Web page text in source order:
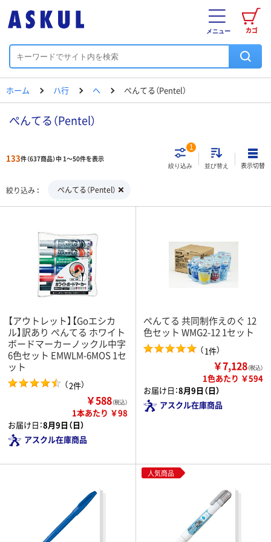
カゴ
メニュー
ホーム ハ行 ヘ ぺんてる（Pentel）
ぺんてる（Pentel）
133件（637商品）中 1～50件を表示
絞り込み
1
並び替え 表示切替
絞り込み ぺんてる（Pentel）
【アウトレット】【Goエシカ
ル】訳あり ぺんてる ホワイト
ボードマーカーノックル中字
6色セット EMWLM-6MOS 1セ
ット
（2件）
￥588（税込）
1本あたり ￥98
お届け日：8月9日（日）
アスクル在庫商品
ぺんてる 共同制作えのぐ 12
色セット WMG2-12 1セット
（1件）
￥7,128（税込）
1色あたり ￥594
お届け日：8月9日（日）
アスクル在庫商品
人気商品